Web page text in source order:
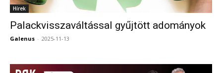
Hírek
Palackvisszaváltással gyűjtött adományok
Galenus - 2025-11-13